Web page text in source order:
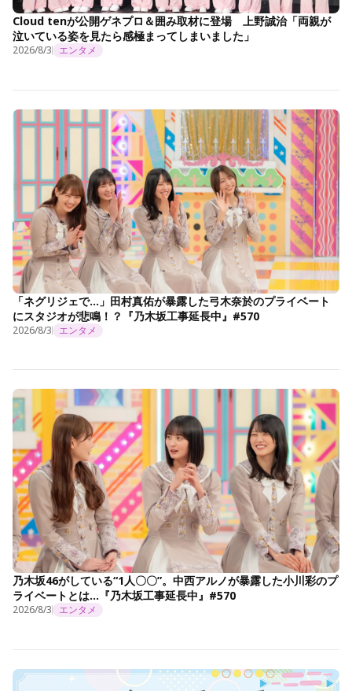
Cloud tenが公開ゲネプロ＆囲み取材に登場 上野誠治「両親が
泣いている姿を見たら感極まってしまいました」
2026/8/3 エンタメ
「ネグリジェで…」田村真佑が暴露した弓木奈於のプライベート
にスタジオが悲鳴！？『乃木坂工事延長中』#570
2026/8/3 エンタメ
乃木坂46がしている“1人〇〇”。中西アルノが暴露した小川彩のプ
ライベートとは…『乃木坂工事延長中』#570
2026/8/3 エンタメ